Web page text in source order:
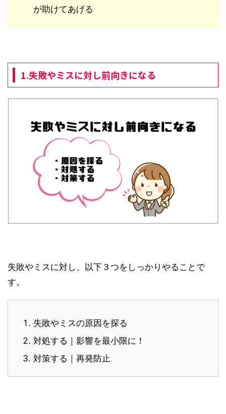
が助けてあげる
1.失敗やミスに対し前向きになる
失敗やミスに対し、以下３つをしっかりやることで
す。
失敗やミスの原因を探る
対処する｜影響を最小限に！
対策する｜再発防止